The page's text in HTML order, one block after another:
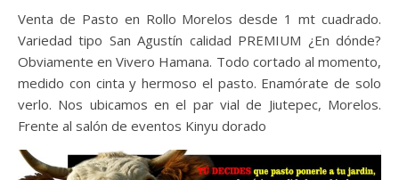
Venta de Pasto en Rollo Morelos desde 1 mt cuadrado.
Variedad tipo San Agustín calidad PREMIUM ¿En dónde?
Obviamente en Vivero Hamana. Todo cortado al momento,
medido con cinta y hermoso el pasto. Enamórate de solo
verlo. Nos ubicamos en el par vial de Jiutepec, Morelos.
Frente al salón de eventos Kinyu dorado